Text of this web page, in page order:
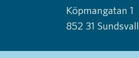
Köpmangatan 1
852 31 Sundsvall